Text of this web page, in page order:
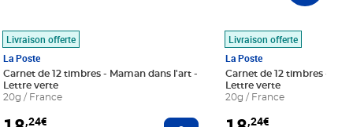
au panier
Livraison offerte
La Poste
Carnet de 12 timbres - Maman dans l'art -
Lettre verte
20g / France
,24€ Ajouter au panier
Livraison offerte
La Poste
Carnet de 12 timbres - Le
Lettre verte
20g / France
,24€